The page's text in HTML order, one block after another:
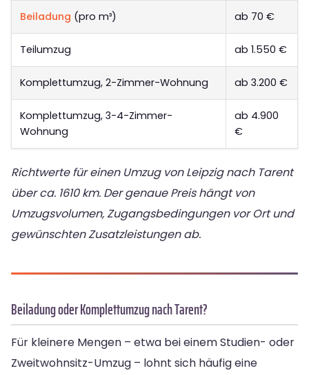
Beiladung (pro m³) ab 70 €
Teilumzug ab 1.550 €
Komplettumzug, 2-Zimmer-Wohnung ab 3.200 €
Komplettumzug, 3-4-Zimmer-
Wohnung
ab 4.900
€
Richtwerte für einen Umzug von Leipzig nach Tarent
über ca. 1610 km. Der genaue Preis hängt von
Umzugsvolumen, Zugangsbedingungen vor Ort und
gewünschten Zusatzleistungen ab.
Beiladung oder Komplettumzug nach Tarent?
Für kleinere Mengen – etwa bei einem Studien- oder
Zweitwohnsitz-Umzug – lohnt sich häufig eine